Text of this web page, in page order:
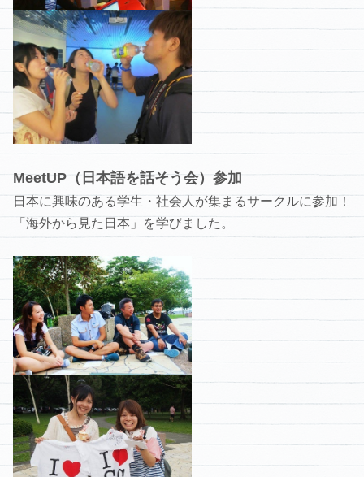
MeetUP（日本語を話そう会）参加
日本に興味のある学生・社会人が集まるサークルに参加！
「海外から見た日本」を学びました。